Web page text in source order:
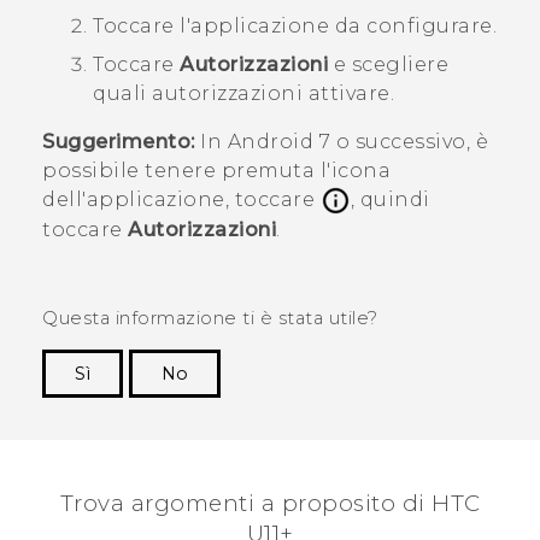
Toccare l'applicazione da configurare.
Toccare Autorizzazioni e scegliere
quali autorizzazioni attivare.
Suggerimento:In Android 7 o successivo, è
possibile tenere premuta l'icona
dell'applicazione, toccare
, quindi
toccare Autorizzazioni.
Questa informazione ti è stata utile?
Sì
No
Trova argomenti a proposito di HTC
U11+